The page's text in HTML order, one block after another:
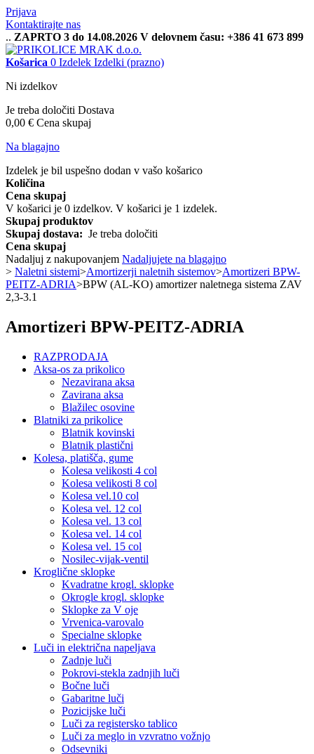
Prijava
Kontaktirajte nas
.. ZAPRTO 3 do 14.08.2026 V delovnem času: +386 41 673 899
Košarica 0 Izdelek Izdelki (prazno)
Ni izdelkov
Je treba določiti Dostava
0,00 € Cena skupaj
Na blagajno
Izdelek je bil uspešno dodan v vašo košarico
Količina
Cena skupaj
V košarici je 0 izdelkov. V košarici je 1 izdelek.
Skupaj produktov
Skupaj dostava: Je treba določiti
Cena skupaj
Nadaljuj z nakupovanjem Nadaljujete na blagajno
> Naletni sistemi>Amortizerji naletnih sistemov>Amortizeri BPW-
PEITZ-ADRIA>BPW (AL-KO) amortizer naletnega sistema ZAV
2,3-3.1
Amortizeri BPW-PEITZ-ADRIA
RAZPRODAJA
Aksa-os za prikolico
Nezavirana aksa
Zavirana aksa
Blažilec osovine
Blatniki za prikolice
Blatnik kovinski
Blatnik plastični
Kolesa, platišča, gume
Kolesa velikosti 4 col
Kolesa velikosti 8 col
Kolesa vel.10 col
Kolesa vel. 12 col
Kolesa vel. 13 col
Kolesa vel. 14 col
Kolesa vel. 15 col
Nosilec-vijak-ventil
Kroglične sklopke
Kvadratne krogl. sklopke
Okrogle krogl. sklopke
Sklopke za V oje
Vrvenica-varovalo
Specialne sklopke
Luči in električna napeljava
Zadnje luči
Pokrovi-stekla zadnjih luči
Bočne luči
Gabaritne luči
Pozicijske luči
Luči za registersko tablico
Luči za meglo in vzvratno vožnjo
Odsevniki